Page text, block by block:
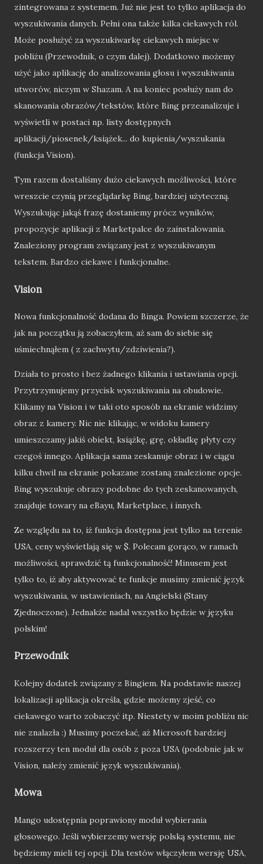
zintegrowana z systemem. Już nie jest to tylko aplikacja do
wyszukiwania danych. Pełni ona także kilka ciekawych ról.
Może posłużyć za wyszukiwarkę ciekawych miejsc w
pobliżu (Przewodnik, o czym dalej). Dodatkowo możemy
użyć jako aplikację do analizowania głosu i wyszukiwania
utworów, niczym w Shazam. A na koniec posłuży nam do
skanowania obrazów/tekstów, które Bing przeanalizuje i
wyświetli w postaci np. listy dostępnych
aplikacji/piosenek/książek... do kupienia/wyszukania
(funkcja Vision).
Tym razem dostaliśmy dużo ciekawych możliwości, które
wreszcie czynią przeglądarkę Bing, bardziej użyteczną.
Wyszukując jakąś frazę dostaniemy prócz wyników,
propozycje aplikacji z Marketpalce do zainstalowania.
Znaleziony program związany jest z wyszukiwanym
tekstem. Bardzo ciekawe i funkcjonalne.
Vision
Nowa funkcjonalność dodana do Binga. Powiem szczerze, że
jak na początku ją zobaczyłem, aż sam do siebie się
uśmiechnąłem ( z zachwytu/zdziwienia?).
Działa to prosto i bez żadnego klikania i ustawiania opcji.
Przytrzymujemy przycisk wyszukiwania na obudowie.
Klikamy na Vision i w taki oto sposób na ekranie widzimy
obraz z kamery. Nic nie klikając, w widoku kamery
umieszczamy jakiś obiekt, książkę, grę, okładkę płyty czy
czegoś innego. Aplikacja sama zeskanuje obraz i w ciągu
kilku chwil na ekranie pokazane zostaną znalezione opcje.
Bing wyszukuje obrazy podobne do tych zeskanowanych,
znajduje towary na eBayu, Marketplace, i innych.
Ze względu na to, iż funkcja dostępna jest tylko na terenie
USA, ceny wyświetlają się w $. Polecam gorąco, w ramach
możliwości, sprawdzić tą funkcjonalność! Minusem jest
tylko to, iż aby aktywować te funkcje musimy zmienić język
wyszukiwania, w ustawieniach, na Angielski (Stany
Zjednoczone). Jednakże nadal wszystko będzie w języku
polskim!
Przewodnik
Kolejny dodatek związany z Bingiem. Na podstawie naszej
lokalizacji aplikacja określa, gdzie możemy zjeść, co
ciekawego warto zobaczyć itp. Niestety w moim pobliżu nic
nie znalazła :) Musimy poczekać, aż Microsoft bardziej
rozszerzy ten moduł dla osób z poza USA (podobnie jak w
Vision, należy zmienić język wyszukiwania).
Mowa
Mango udostępnia poprawiony moduł wybierania
głosowego. Jeśli wybierzemy wersję polską systemu, nie
będziemy mieli tej opcji. Dla testów włączyłem wersję USA,